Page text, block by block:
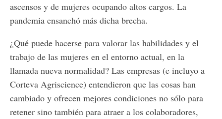
ascensos y de mujeres ocupando altos cargos. La
pandemia ensanchó más dicha brecha.
¿Qué puede hacerse para valorar las habilidades y el
trabajo de las mujeres en el entorno actual, en la
llamada nueva normalidad? Las empresas (e incluyo a
Corteva Agriscience) entendieron que las cosas han
cambiado y ofrecen mejores condiciones no sólo para
retener sino también para atraer a los colaboradores,